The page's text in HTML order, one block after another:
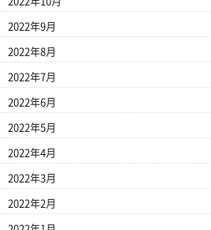
2022年9月
2022年8月
2022年7月
2022年6月
2022年5月
2022年4月
2022年3月
2022年2月